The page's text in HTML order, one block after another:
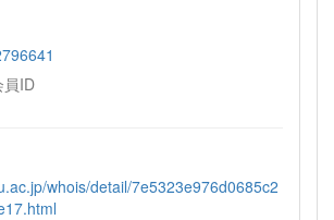
ID
whois/detail/7e5323e976d0685c2